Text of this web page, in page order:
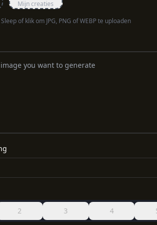
Mijn creaties
Sleep of klik om JPG, PNG of WEBP te uploaden
2 3 4